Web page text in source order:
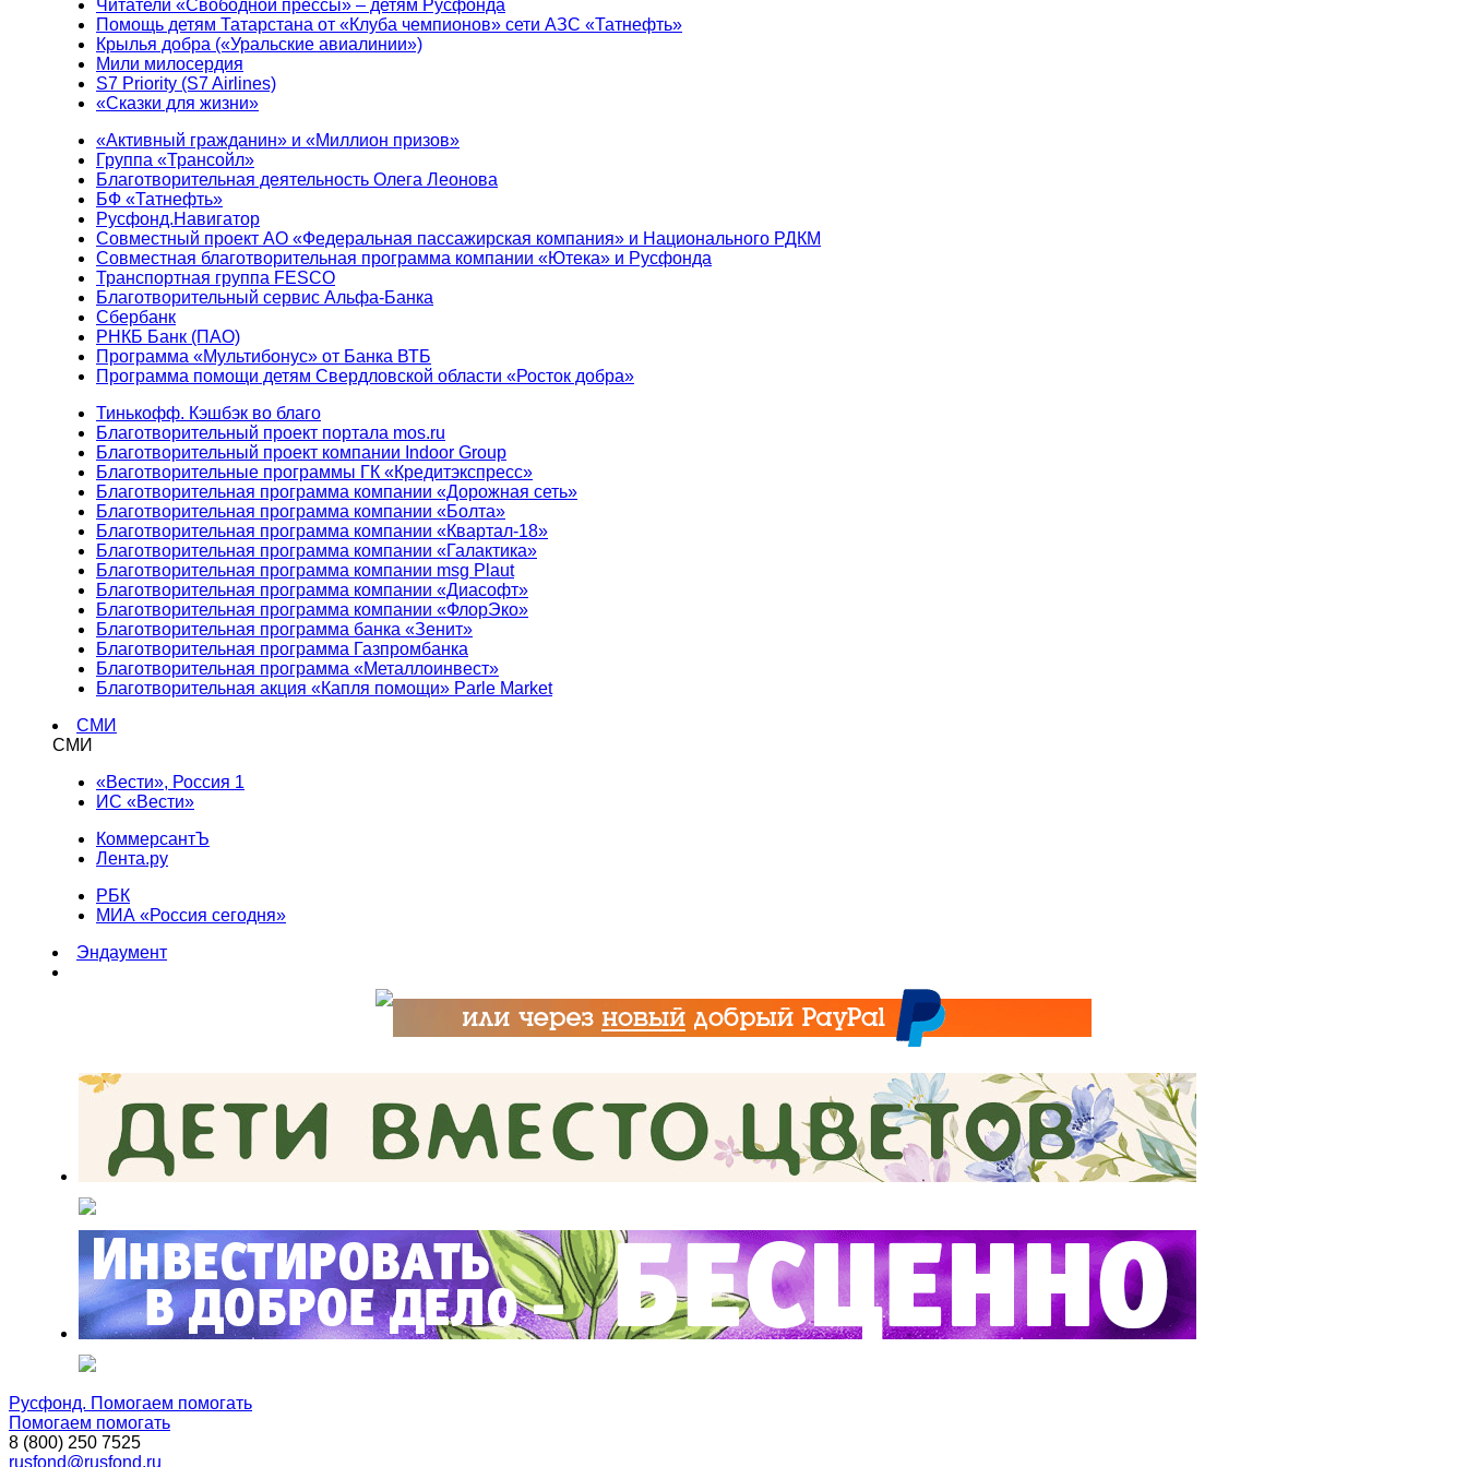
Читатели «Свободной прессы» – детям Русфонда
Помощь детям Татарстана от «Клуба чемпионов» сети АЗС «Татнефть»
Крылья добра («Уральские авиалинии»)
Мили милосердия
S7 Priority (S7 Airlines)
«Сказки для жизни»
«Активный гражданин» и «Миллион призов»
Группа «Трансойл»
Благотворительная деятельность Олега Леонова
БФ «Татнефть»
Русфонд.Навигатор
Совместный проект АО «Федеральная пассажирская компания» и Национального РДКМ
Совместная благотворительная программа компании «Ютека» и Русфонда
Транспортная группа FESCO
Благотворительный сервис Альфа-Банка
Сбербанк
РНКБ Банк (ПАО)
Программа «Мультибонус» от Банка ВТБ
Программа помощи детям Свердловской области «Росток добра»
Тинькофф. Кэшбэк во благо
Благотворительный проект портала mos.ru
Благотворительный проект компании Indoor Group
Благотворительные программы ГК «Кредитэкспресс»
Благотворительная программа компании «Дорожная сеть»
Благотворительная программа компании «Болта»
Благотворительная программа компании «Квартал-18»
Благотворительная программа компании «Галактика»
Благотворительная программа компании msg Plaut
Благотворительная программа компании «Диасофт»
Благотворительная программа компании «ФлорЭко»
Благотворительная программа банка «Зенит»
Благотворительная программа Газпромбанка
Благотворительная программа «Металлоинвест»
Благотворительная акция «Капля помощи» Parle Market
СМИ
СМИ
«Вести», Россия 1
ИС «Вести»
КоммерсантЪ
Лента.ру
РБК
МИА «Россия сегодня»
Эндаумент
Русфонд. Помогаем помогать
Помогаем помогать
8 (800) 250 7525
rusfond@rusfond.ru